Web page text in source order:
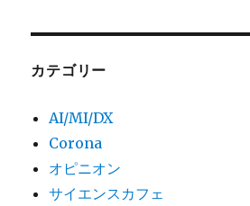
カテゴリー
AI/MI/DX
Corona
オピニオン
サイエンスカフェ